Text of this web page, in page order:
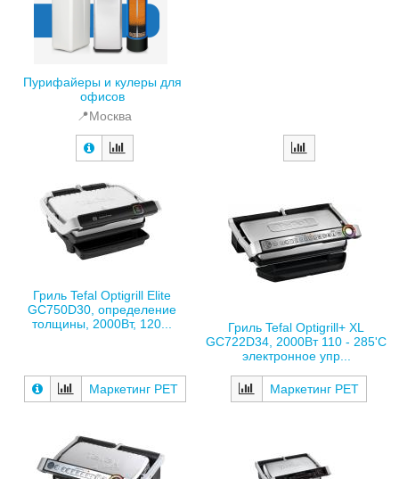
Пурифайеры и кулеры для
офисов
📍Москва
Гриль Tefal Optigrill Elite
GC750D30, определение
толщины, 2000Вт, 120...
Маркетинг РЕТ
Гриль Tefal Optigrill+ XL
GC722D34, 2000Вт 110 - 285'C
электронное упр...
Маркетинг РЕТ